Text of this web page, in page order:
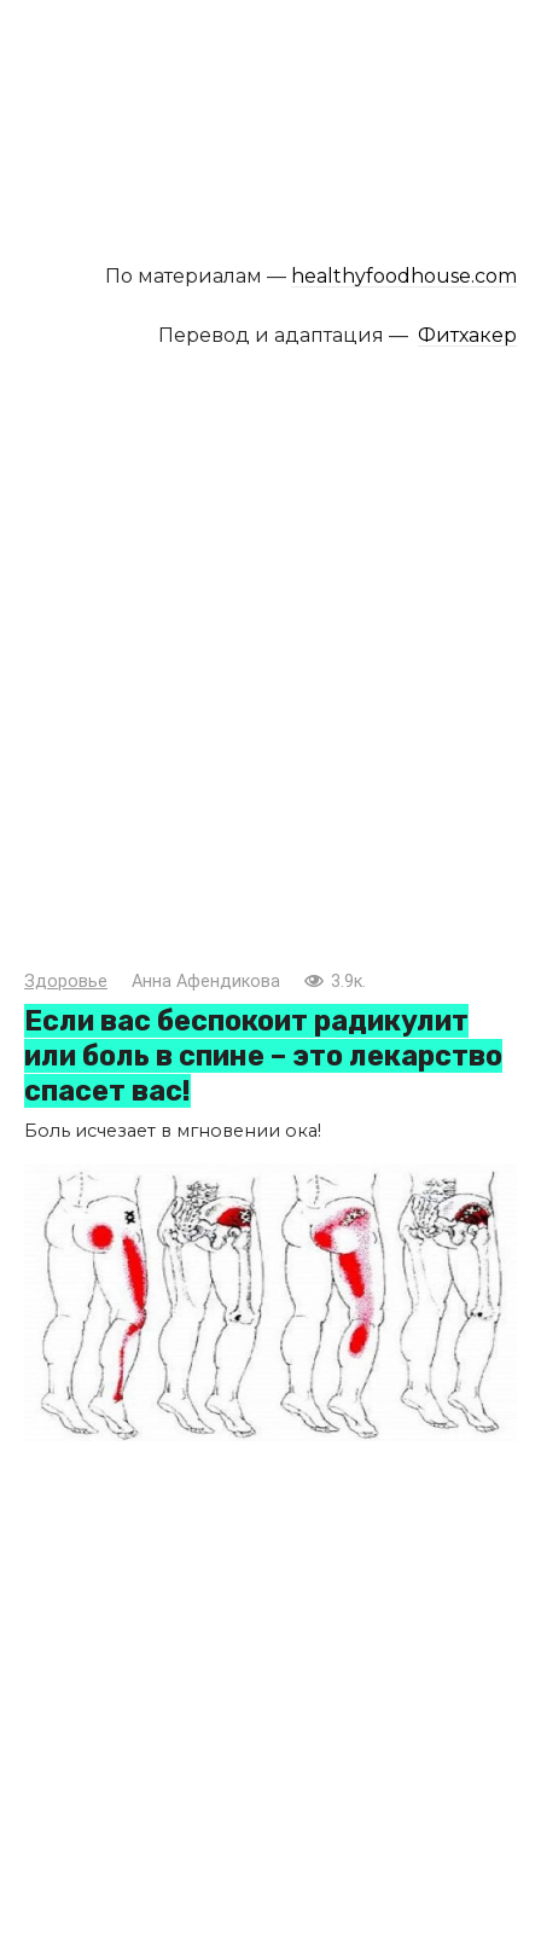
По материалам — healthyfoodhouse.com
Перевод и адаптация — Фитхакер
Здоровье Анна Афендикова 3.9к.
Если вас беспокоит радикулит
или боль в спине – это лекарство
спасет вас!
Боль исчезает в мгновении ока!